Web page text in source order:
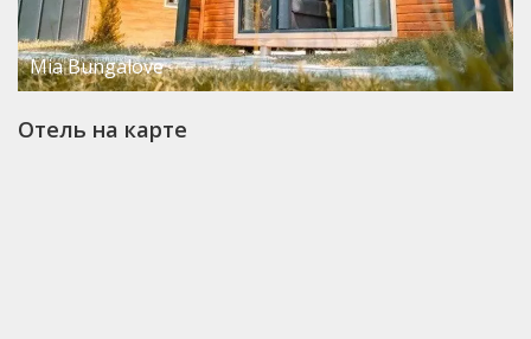
Mia Bungalove
Отель на карте